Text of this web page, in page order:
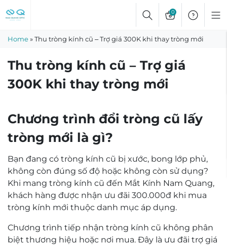
to
0
Home»Thu tròng kính cũ – Trợ giá 300K khi thay tròng mới
Thu tròng kính cũ – Trợ giá
300K khi thay tròng mới
Chương trình đổi tròng cũ lấy
tròng mới là gì?
Bạn đang có tròng kính cũ bị xước, bong lớp phủ,
không còn đúng số độ hoặc không còn sử dụng?
Khi mang tròng kính cũ đến Mắt Kính Nam Quang,
khách hàng được nhận ưu đãi 300.000đ khi mua
tròng kính mới thuộc danh mục áp dụng.
Chương trình tiếp nhận tròng kính cũ không phân
biệt thương hiệu hoặc nơi mua. Đây là ưu đãi trợ giá